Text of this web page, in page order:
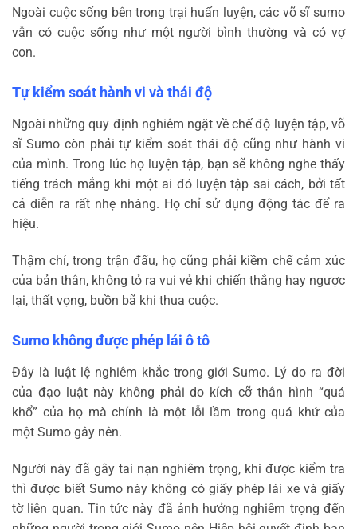
Ngoài cuộc sống bên trong trại huấn luyện, các võ sĩ sumo
vẫn có cuộc sống như một người bình thường và có vợ
con.
Tự kiểm soát hành vi và thái độ
Ngoài những quy định nghiêm ngặt về chế độ luyện tập, võ
sĩ Sumo còn phải tự kiểm soát thái độ cũng như hành vi
của mình. Trong lúc họ luyện tập, bạn sẽ không nghe thấy
tiếng trách mắng khi một ai đó luyện tập sai cách, bởi tất
cả diễn ra rất nhẹ nhàng. Họ chỉ sử dụng động tác để ra
hiệu.
Thậm chí, trong trận đấu, họ cũng phải kiềm chế cảm xúc
của bản thân, không tỏ ra vui vẻ khi chiến thắng hay ngược
lại, thất vọng, buồn bã khi thua cuộc.
Sumo không được phép lái ô tô
Đây là luật lệ nghiêm khắc trong giới Sumo. Lý do ra đời
của đạo luật này không phải do kích cỡ thân hình “quá
khổ” của họ mà chính là một lỗi lầm trong quá khứ của
một Sumo gây nên.
Người này đã gây tai nạn nghiêm trọng, khi được kiểm tra
thì được biết Sumo này không có giấy phép lái xe và giấy
tờ liên quan. Tin tức này đã ảnh hưởng nghiêm trọng đến